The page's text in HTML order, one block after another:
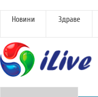
Новини Здраве